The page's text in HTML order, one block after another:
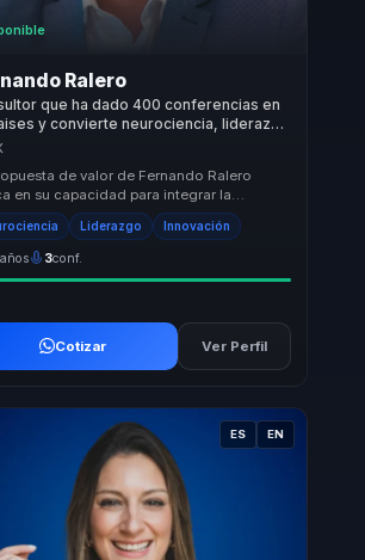
Ralero
que ha dado 400 conferencias en
y convierte neurociencia, liderazgo
en claridad para empresas.
de valor de Fernando Ralero
en su capacidad para integrar la
con estrategias empresariales,
a...
Liderazgo Innovación
años 3conf.
Cotizar Ver Perfil
ES EN